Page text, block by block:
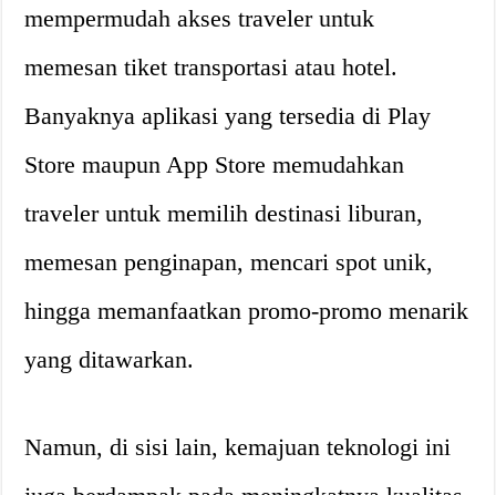
mempermudah akses traveler untuk
memesan tiket transportasi atau hotel.
Banyaknya aplikasi yang tersedia di Play
Store maupun App Store memudahkan
traveler untuk memilih destinasi liburan,
memesan penginapan, mencari spot unik,
hingga memanfaatkan promo-promo menarik
yang ditawarkan.
Namun, di sisi lain, kemajuan teknologi ini